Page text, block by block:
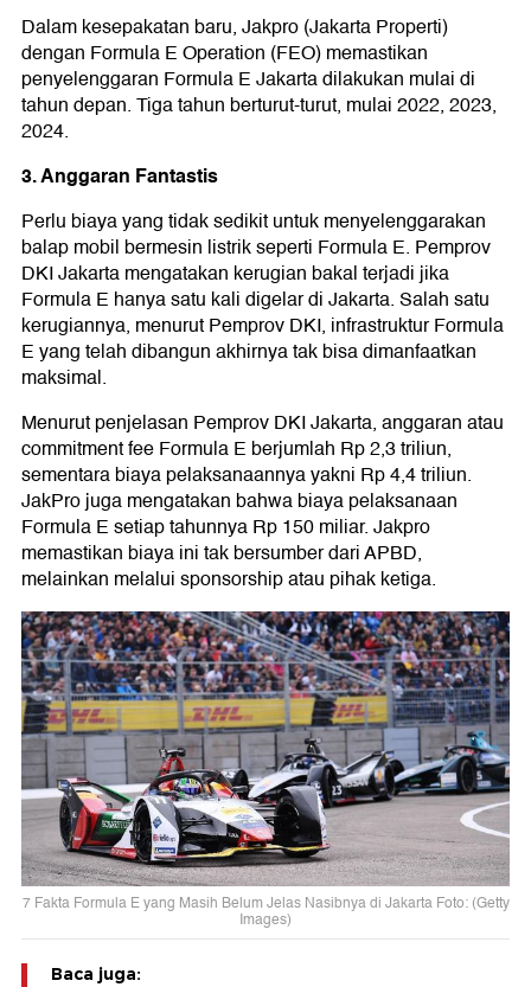
Dalam kesepakatan baru, Jakpro (Jakarta Properti)
dengan Formula E Operation (FEO) memastikan
penyelenggaran Formula E Jakarta dilakukan mulai di
tahun depan. Tiga tahun berturut-turut, mulai 2022, 2023,
2024.
3. Anggaran Fantastis
Perlu biaya yang tidak sedikit untuk menyelenggarakan
balap mobil bermesin listrik seperti Formula E. Pemprov
DKI Jakarta mengatakan kerugian bakal terjadi jika
Formula E hanya satu kali digelar di Jakarta. Salah satu
kerugiannya, menurut Pemprov DKI, infrastruktur Formula
E yang telah dibangun akhirnya tak bisa dimanfaatkan
maksimal.
Menurut penjelasan Pemprov DKI Jakarta, anggaran atau
commitment fee Formula E berjumlah Rp 2,3 triliun,
sementara biaya pelaksanaannya yakni Rp 4,4 triliun.
JakPro juga mengatakan bahwa biaya pelaksanaan
Formula E setiap tahunnya Rp 150 miliar. Jakpro
memastikan biaya ini tak bersumber dari APBD,
melainkan melalui sponsorship atau pihak ketiga.
7 Fakta Formula E yang Masih Belum Jelas Nasibnya di Jakarta Foto: (Getty
Images)
Baca juga: